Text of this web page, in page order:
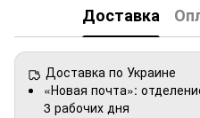
Доставка
Доставка по Украине
«Новая почта»:
3 рабочих дня